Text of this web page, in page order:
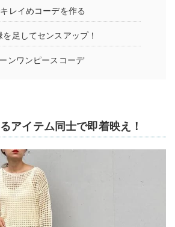
レイめコーデを作る
足してセンスアップ！
ンワンピースコーデ
アイテム同士で即着映え！